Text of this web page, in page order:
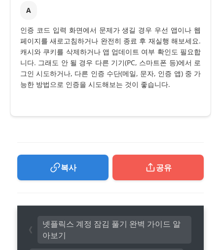
A
인증 코드 입력 화면에서 문제가 생길 경우 우선 앱이나 웹
페이지를 새로고침하거나 완전히 종료 후 재실행 해보세요.
캐시와 쿠키를 삭제하거나 앱 업데이트 여부 확인도 필요합
니다. 그래도 안 될 경우 다른 기기(PC, 스마트폰 등)에서 로
그인 시도하거나, 다른 인증 수단(메일, 문자, 인증 앱) 중 가
능한 방법으로 인증을 시도해보는 것이 좋습니다.
복사 공유
넷플릭스 계정 잠김 풀기 완벽 가이드 알
아보기